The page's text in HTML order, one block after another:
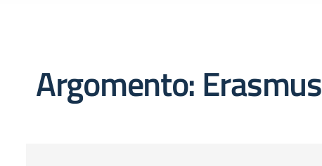
Argomento: Erasmus